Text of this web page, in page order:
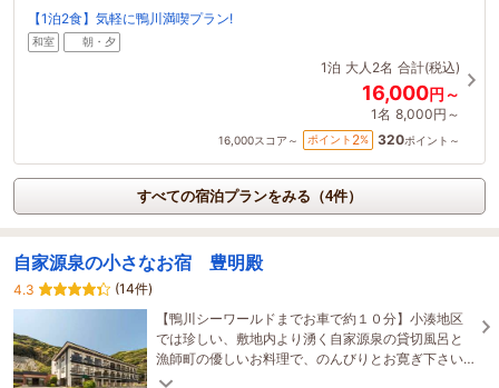
【1泊2食】気軽に鴨川満喫プラン!
和室 朝・夕
1泊 大人2名 合計(税込)
16,000円～
1名 8,000円～
16,000スコア～ ポイント 2% 320ポイント～
すべての宿泊プランをみる（4件）
自家源泉の小さなお宿 豊明殿
4.3
(14件)
【鴨川シーワールドまでお車で約１０分】小湊地区
では珍しい、敷地内より湧く自家源泉の貸切風呂と
漁師町の優しいお料理で、のんびりとお寛ぎ下さい
♪≪全客室無料Ｗi-Fi利用可≫